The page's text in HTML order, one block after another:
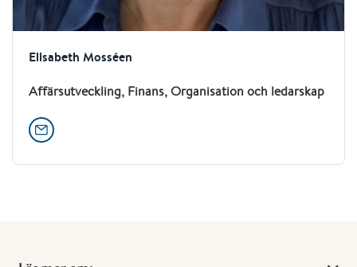
Elisabeth Mosséen
Affärsutveckling, Finans, Organisation och ledarskap